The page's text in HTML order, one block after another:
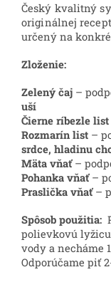
Český kvalitný
originálnej
určený na
Zloženie:
Zelený čaj –
uší
Čierne ríbezle list
Rozmarín list –
srdce, hladinu
Mäta vňať–
Pohanka vňať–
Praslička vňať–
Spôsob použitia:
polievkovú
vody a necháme
Odporúčame piť